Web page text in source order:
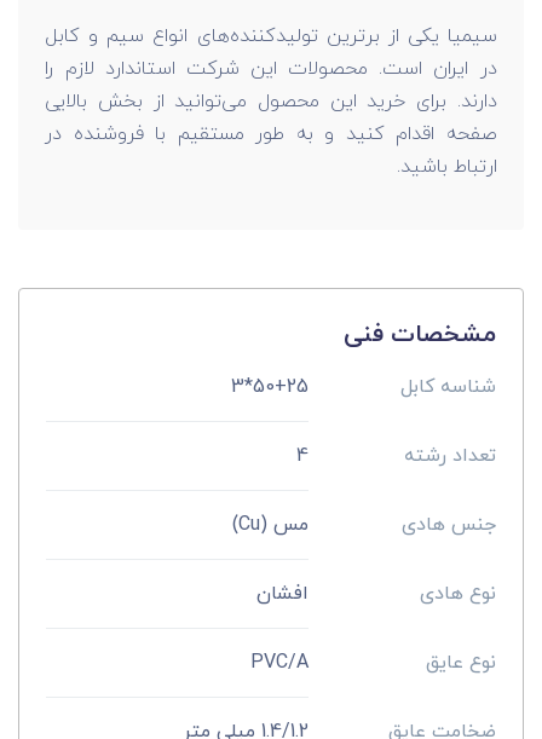
سیمیا یکی از برترین تولیدکننده‌های انواع سیم و کابل
در ایران است. محصولات این شرکت استاندارد لازم را
دارند. برای خرید این محصول می‌توانید از بخش بالایی
صفحه اقدام کنید و به طور مستقیم با فروشنده در
ارتباط باشید.
مشخصات فنی
شناسه کابل 50+25*3
تعداد رشته 4
جنس هادی مس (Cu)
نوع هادی افشان
نوع عایق PVC/A
ضخامت عایق 1.4/1.2 میلی متر